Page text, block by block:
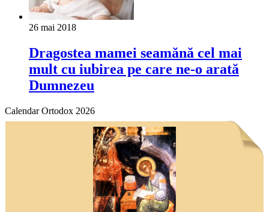
26 mai 2018
Dragostea mamei seamănă cel mai
mult cu iubirea pe care ne-o arată
Dumnezeu
Calendar Ortodox 2026